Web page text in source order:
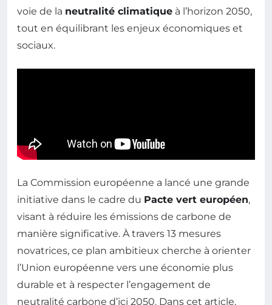
voie de la neutralité climatique à l’horizon 2050,
tout en équilibrant les enjeux économiques et
sociaux.
La Commission européenne a lancé une grande
initiative dans le cadre du Pacte vert européen,
visant à réduire les émissions de carbone de
manière significative. À travers 13 mesures
novatrices, ce plan ambitieux cherche à orienter
l’Union européenne vers une économie plus
durable et à respecter l’engagement de
neutralité carbone d’ici 2050. Dans cet article,